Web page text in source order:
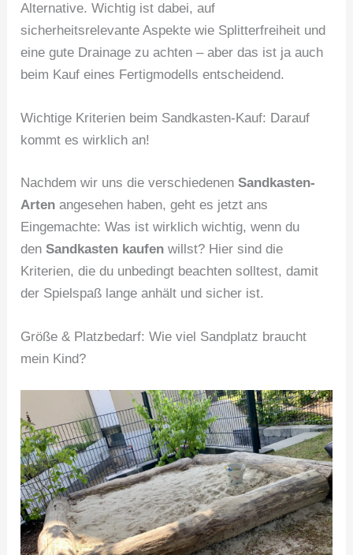
Alternative. Wichtig ist dabei, auf
sicherheitsrelevante Aspekte wie Splitterfreiheit und
eine gute Drainage zu achten – aber das ist ja auch
beim Kauf eines Fertigmodells entscheidend.
Wichtige Kriterien beim Sandkasten-Kauf: Darauf
kommt es wirklich an!
Nachdem wir uns die verschiedenenSandkasten-
Arten angesehen haben, geht es jetzt ans
Eingemachte: Was ist wirklich wichtig, wenn du
denSandkasten kaufen willst? Hier sind die
Kriterien, die du unbedingt beachten solltest, damit
der Spielspaß lange anhält und sicher ist.
Größe & Platzbedarf: Wie viel Sandplatz braucht
mein Kind?